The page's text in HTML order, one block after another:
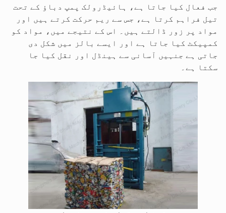
جب فعال کیا جاتا ہے، ہائیڈرولک پمپ دباؤ کے تحت
تیل فراہم کرتا ہے، جس سے ریم حرکت کرتے ہیں اور
مواد پر زور ڈالتے ہیں۔ اس کے نتیجے میں، مواد کو
کمپیکٹ کیا جاتا ہے اور ایسے بالز میں شکل دی
جاتی ہے جنہیں آسانی سے ہینڈل اور نقل کیا جا
سکتا ہے۔